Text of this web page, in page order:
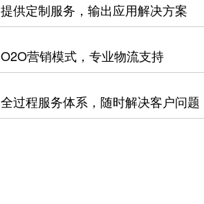
提供定制服务，输出应用解决方案
O2O营销模式，专业物流支持
全过程服务体系，随时解决客户问题